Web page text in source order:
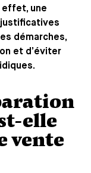
effet, une
démarches,
et d’éviter
elle
vente